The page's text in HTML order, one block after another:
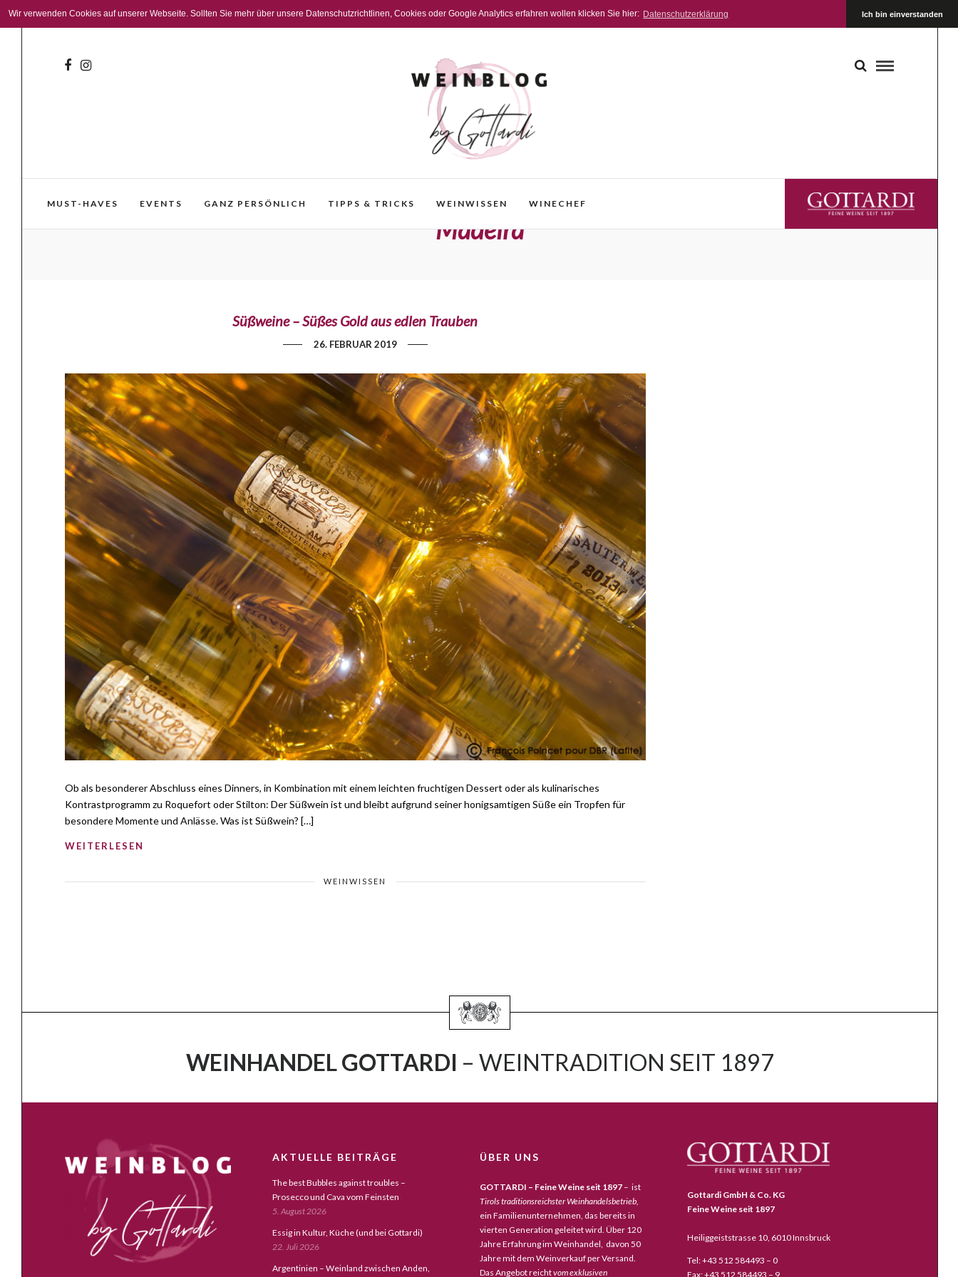
Wir verwenden Cookies auf unserer Webseite. Sollten Sie mehr über unsere Datenschutzrichtlinen, Cookies oder Google Analytics erfahren wollen klicken Sie hier: Datenschutzerklärung Ich bin einverstanden
MUST-HAVES EVENTS GANZ PERSÖNLICH TIPPS & TRICKS WEINWISSEN WINECHEF GOTTARDI FEINE WEINE
Madeira
Süßweine – Süßes Gold aus edlen Trauben
26. FEBRUAR 2019
Ob als besonderer Abschluss eines Dinners, in Kombination mit einem leichten fruchtigen Dessert oder als kulinarisches
Kontrastprogramm zu Roquefort oder Stilton: Der Süßwein ist und bleibt aufgrund seiner honigsamtigen Süße ein Tropfen für
besondere Momente und Anlässe. Was ist Süßwein? […]
WEITERLESEN
WEINWISSEN
WEINHANDEL GOTTARDI – WEINTRADITION SEIT 1897
AKTUELLE BEITRÄGE
The best Bubbles against troubles –
Prosecco und Cava vom Feinsten
5. August 2026
Essig in Kultur, Küche (und bei Gottardi)
22. Juli 2026
Argentinien – Weinland zwischen Anden,
ÜBER UNS
GOTTARDI – Feine Weine seit 1897– ist
Tirols traditionsreichster Weinhandelsbetrieb,
ein Familienunternehmen, das bereits in
vierten Generation geleitet wird. Über 120
Jahre Erfahrung im Weinhandel, davon 50
Jahre mit dem Weinverkauf per Versand.
Das Angebot reichtvom exklusiven
Gottardi GmbH & Co. KG
Feine Weine seit 1897
Heiliggeiststrasse 10, 6010 Innsbruck
Tel: +43 512 584493 – 0
Fax: +43 512 584493 – 9